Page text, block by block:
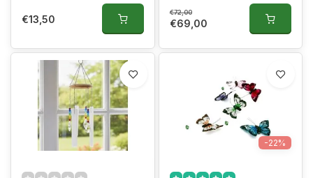
€13,50
€72,00
€69,00
-22%